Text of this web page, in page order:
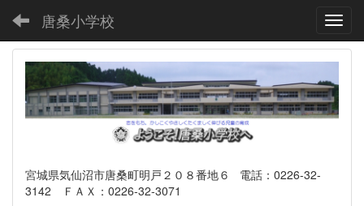
唐桑小学校
宮城県気仙沼市唐桑町明戸２０８番地６ 電話：0226-32-
3142 ＦＡＸ：0226-32-3071